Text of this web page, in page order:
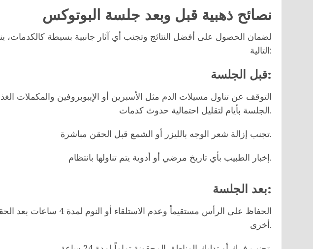
نصائح ذهبية قبل وبعد جلسة البوتوكس
لضمان الحصول على أفضل النتائج وتجنب أي آثار جانبية بسيطة كالكدمات،
التالية:
قبل الجلسة:
التوقف عن تناول مسيلات الدم مثل الأسبرين أو الإيبوبروفين والمكملات
الجلسة بأيام لتقليل احتمالية حدوث كدمات.
تجنب إزالة شعر الوجه بالليزر أو الشمع قبل الحقن مباشرة.
إخبار الطبيب بأي تاريخ مرضي أو أدوية يتم تناولها بانتظام.
بعد الجلسة:
الحفاظ على الرأس مستقيماً وعدم
أخرى.